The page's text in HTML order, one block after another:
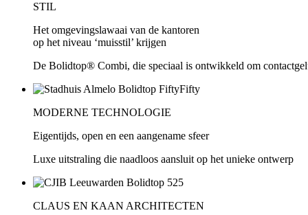
STIL
Het omgevingslawaai van de kantoren
op het niveau ‘muisstil’ krijgen
De Bolidtop® Combi, die speciaal is ontwikkeld om
MODERNE TECHNOLOGIE
Eigentijds, open en een aangename sfeer
Luxe uitstraling die naadloos aansluit op het unieke ontwerp
CLAUS EN KAAN ARCHITECTEN